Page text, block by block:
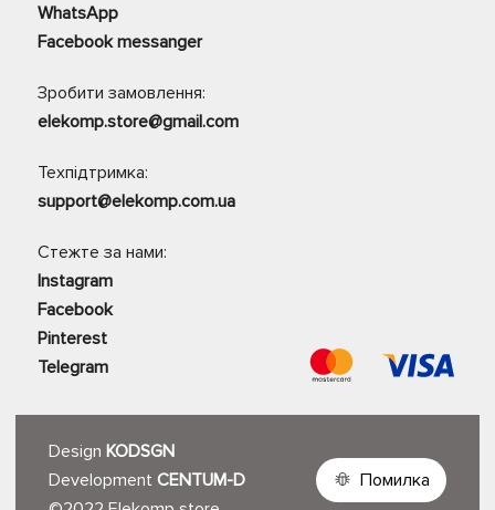
WhatsApp
Facebook messanger
Зробити замовлення:
elekomp.store@gmail.com
Техпідтримка:
support@elekomp.com.ua
Стежте за нами:
Instagram
Facebook
Pinterest
Telegram
Design KODSGN
Development CENTUM-D
Помилка